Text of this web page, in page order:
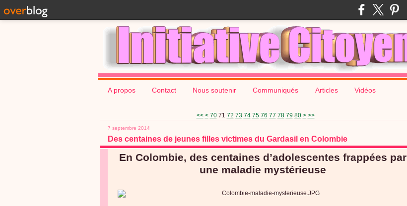
A propos Contact Nous soutenir Communiqués Articles Vidéos
<< < 10
20
30
40
50
60
70 71 72 73 74 75 76 77 78 79 80 90
100
200
> >>
7 septembre 2014
Des centaines de jeunes filles victimes du Gardasil en Colombie
En Colombie, des centaines d’adolescentes frappées par
une maladie mystérieuse